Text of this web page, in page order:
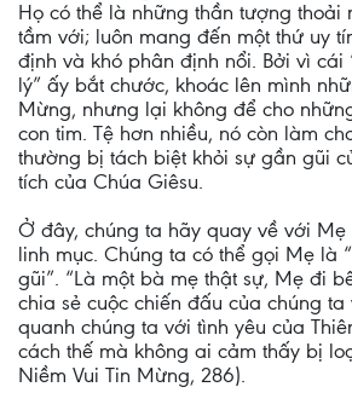
Họ có thể là những thần tượng thoải
tầm với; luôn mang đến một thứ uy
định và khó phân định nổi. Bởi vì cái
lý” ấy bắt chước, khoác lên mình
Mừng, nhưng lại không để cho
con tim. Tệ hơn nhiều, nó còn làm
thường bị tách biệt khỏi sự gần gũi
tích của Chúa Giêsu.
Ở đây, chúng ta hãy quay về với
linh mục. Chúng ta có thể gọi Mẹ là
gũi”. “Là một bà mẹ thật sự, Mẹ đi
chia sẻ cuộc chiến đấu của chúng
quanh chúng ta với tình yêu của
cách thế mà không ai cảm thấy bị
Niềm Vui Tin Mừng, 286).